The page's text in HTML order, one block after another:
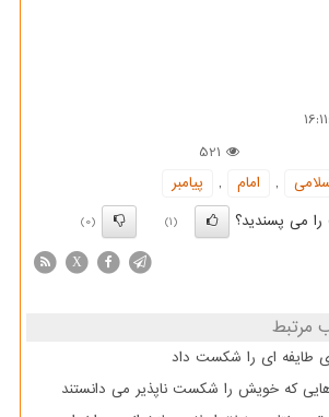
521
, امام ,
پیامبر
می پسندید؟
(1)
(0)
X
مرتبط
طایفه ای را شکست داد
هایی که خویش را شکست ناپذیر می دانستند